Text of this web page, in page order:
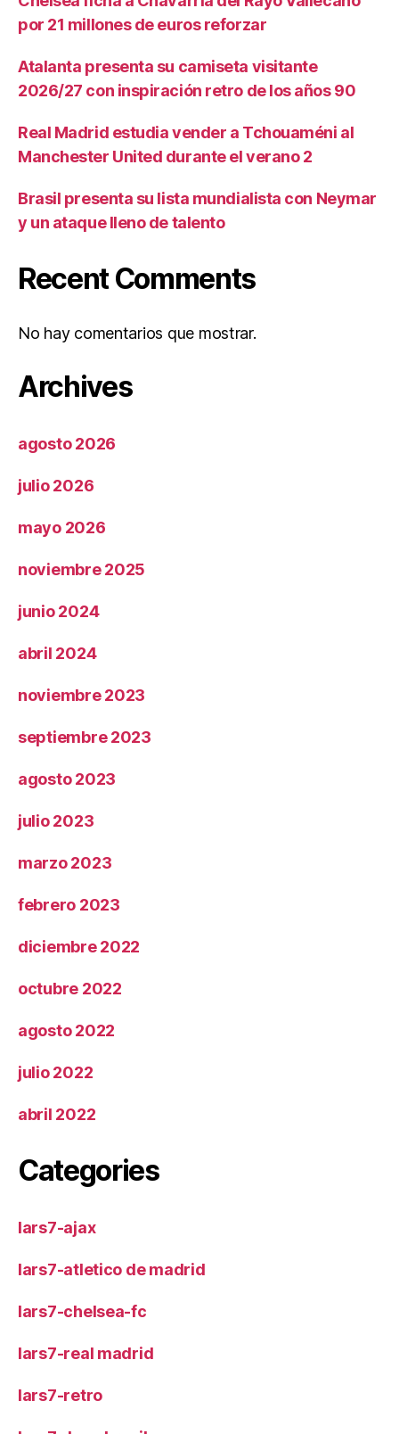
por 21 millones de euros reforzar
Atalanta presenta su camiseta visitante
2026/27 con inspiración retro de los años 90
Real Madrid estudia vender a Tchouaméni al
Manchester United durante el verano 2
Brasil presenta su lista mundialista con Neymar
y un ataque lleno de talento
Recent Comments
No hay comentarios que mostrar.
Archives
agosto 2026
julio 2026
mayo 2026
noviembre 2025
junio 2024
abril 2024
noviembre 2023
septiembre 2023
agosto 2023
julio 2023
marzo 2023
febrero 2023
diciembre 2022
octubre 2022
agosto 2022
julio 2022
abril 2022
Categories
lars7-ajax
lars7-atletico de madrid
lars7-chelsea-fc
lars7-real madrid
lars7-retro